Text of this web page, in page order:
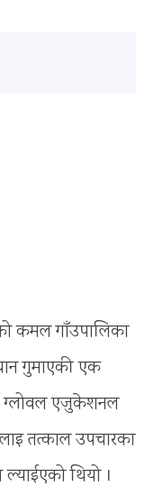
कमल गाँउपालिका
गुमाएकी एक
ग्लोवल एजुकेशनल
तत्काल उपचारका
थियो ।